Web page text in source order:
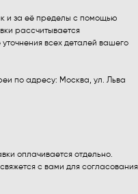
и за её пределы с помощью
рассчитывается
всех деталей вашего
по адресу: Москва, ул. Льва
оплачивается отдельно.
с вами для согласования